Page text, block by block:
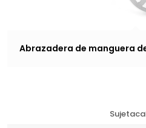
Abrazadera de manguera